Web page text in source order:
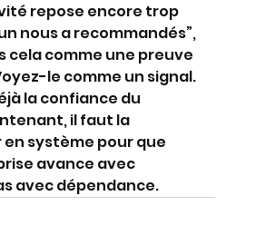
repose encore trop
nous a recommandés”,
cela comme une preuve
le comme un signal.
la confiance du
il faut la
système pour que
avance avec
avec dépendance.